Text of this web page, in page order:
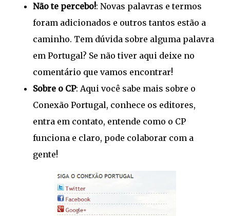
Não te percebo!: Novas palavras e termos
foram adicionados e outros tantos estão a
caminho. Tem dúvida sobre alguma palavra
em Portugal? Se não tiver aqui deixe no
comentário que vamos encontrar!
Sobre o CP: Aqui você sabe mais sobre o
Conexão Portugal, conhece os editores,
entra em contato, entende como o CP
funciona e claro, pode colaborar com a
gente!